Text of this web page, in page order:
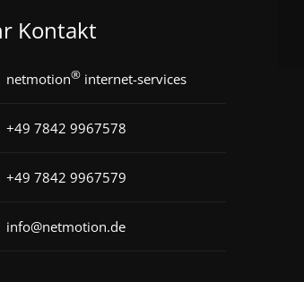
Kontakt
netmotion® internet-services
+49 7842 9967578
+49 7842 9967579
info@netmotion.de